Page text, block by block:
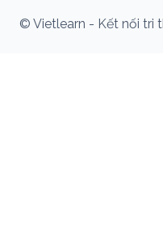
© Vietlearn - Kết nối tri